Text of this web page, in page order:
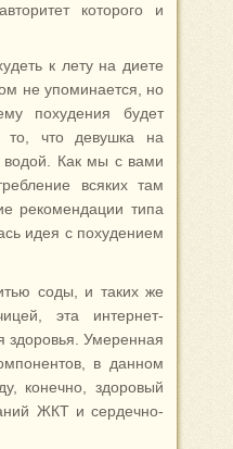
которого и
к лету на диете
не упоминается, но
похудения будет
то, что девушка на
водой. Как мы с вами
всяких там
рекомендации типа
идея с похудением
соды, и таких же
эта интернет-
здоровья. Умеренная
в данном
конечно, здоровый
ЖКТ и сердечно-